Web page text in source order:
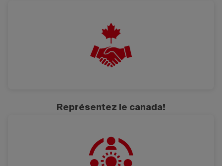
Représentez le canada!